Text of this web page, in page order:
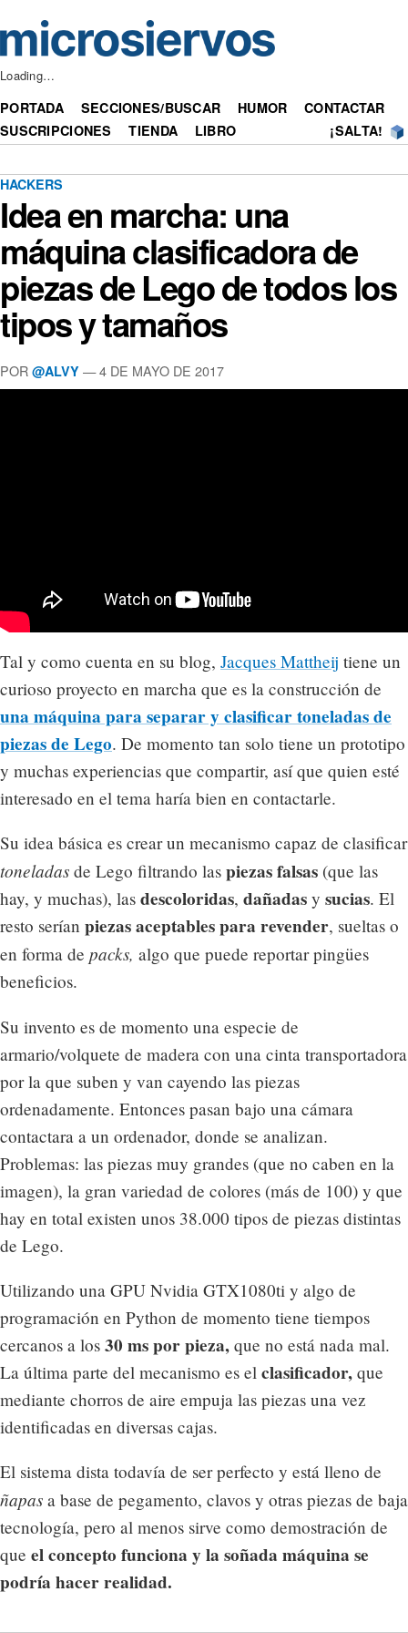
Loading…
PORTADA SECCIONES/BUSCAR HUMOR
CONTACTAR
SUSCRIPCIONES
TIENDA LIBRO ¡SALTA!
HACKERS
Idea en marcha: una
máquina clasificadora de
piezas de Lego de todos los
tipos y tamaños
POR @ALVY — 4 DE MAYO DE 2017
Tal y como cuenta en su blog, Jacques Mattheij tiene un
curioso proyecto en marcha que es la construcción de
una máquina para separar y clasificar toneladas de
piezas de Lego. De momento tan solo tiene un prototipo
y muchas experiencias que compartir, así que quien esté
interesado en el tema haría bien en contactarle.
Su idea básica es crear un mecanismo capaz de clasificar
toneladas de Lego filtrando las piezas falsas (que las
hay, y muchas), las descoloridas, dañadas y sucias. El
resto serían piezas aceptables para revender, sueltas o
en forma de packs, algo que puede reportar pingües
beneficios.
Su invento es de momento una especie de
armario/volquete de madera con una cinta transportadora
por la que suben y van cayendo las piezas
ordenadamente. Entonces pasan bajo una cámara
contactara a un ordenador, donde se analizan.
Problemas: las piezas muy grandes (que no caben en la
imagen), la gran variedad de colores (más de 100) y que
hay en total existen unos 38.000 tipos de piezas distintas
de Lego.
Utilizando una GPU Nvidia GTX1080ti y algo de
programación en Python de momento tiene tiempos
cercanos a los 30 ms por pieza, que no está nada mal.
La última parte del mecanismo es el clasificador, que
mediante chorros de aire empuja las piezas una vez
identificadas en diversas cajas.
El sistema dista todavía de ser perfecto y está lleno de
ñapas a base de pegamento, clavos y otras piezas de baja
tecnología, pero al menos sirve como demostración de
que el concepto funciona y la soñada máquina se
podría hacer realidad.